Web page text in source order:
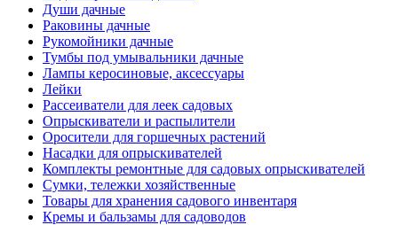
Души дачные
Раковины дачные
Рукомойники дачные
Тумбы под умывальники дачные
Лампы керосиновые, аксессуары
Лейки
Рассеиватели для леек садовых
Опрыскиватели и распылители
Оросители для горшечных растений
Насадки для опрыскивателей
Комплекты ремонтные для садовых опрыскивателей
Сумки, тележки хозяйственные
Товары для хранения садового инвентаря
Кремы и бальзамы для садоводов